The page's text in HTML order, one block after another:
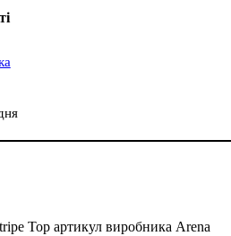
Top артикул виробника Arena